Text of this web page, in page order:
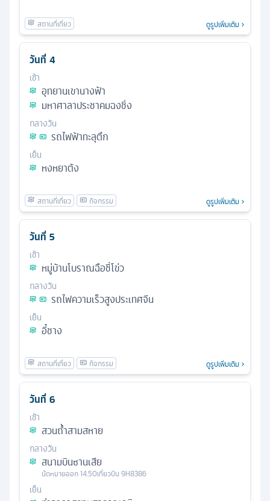
ดูรูปเพิ่มเติม
วันที่ 4
เช้า
อุทยานเขานางฟ้า
มหาศาลาประชาคมฉงชิ่ง
กลางวัน
รถไฟฟ้าทะลุตึก
เย็น
หงหยาต้ง
ดูรูปเพิ่มเติม
วันที่ 5
เช้า
หมู่บ้านโบราณฉือชี่โข่ว
กลางวัน
รถไฟความเร็วสูงประเทศจีน
เย็น
อี๋ชาง
ดูรูปเพิ่มเติม
วันที่ 6
เช้า
สวนถ้ำสามสหาย
กลางวัน
สนามบินซานเสีย
นัดหมายออก14.50เที่ยวบิน 9H8386
เย็น